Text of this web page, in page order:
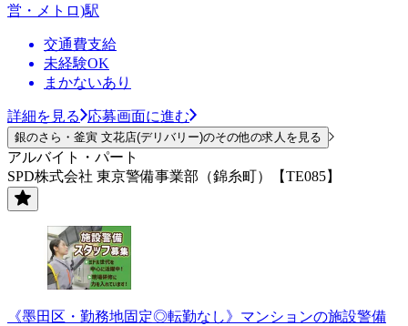
営・メトロ)駅
交通費支給
未経験OK
まかないあり
詳細を見る 応募画面に進む
銀のさら・釜寅 文花店(デリバリー)のその他の求人を見る
アルバイト・パート
SPD株式会社 東京警備事業部（錦糸町）【TE085】
《墨田区・勤務地固定◎転勤なし》マンションの施設警備